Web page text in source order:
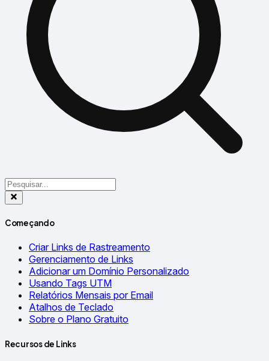
Começando
Criar Links de Rastreamento
Gerenciamento de Links
Adicionar um Domínio Personalizado
Usando Tags UTM
Relatórios Mensais por Email
Atalhos de Teclado
Sobre o Plano Gratuito
Recursos de Links